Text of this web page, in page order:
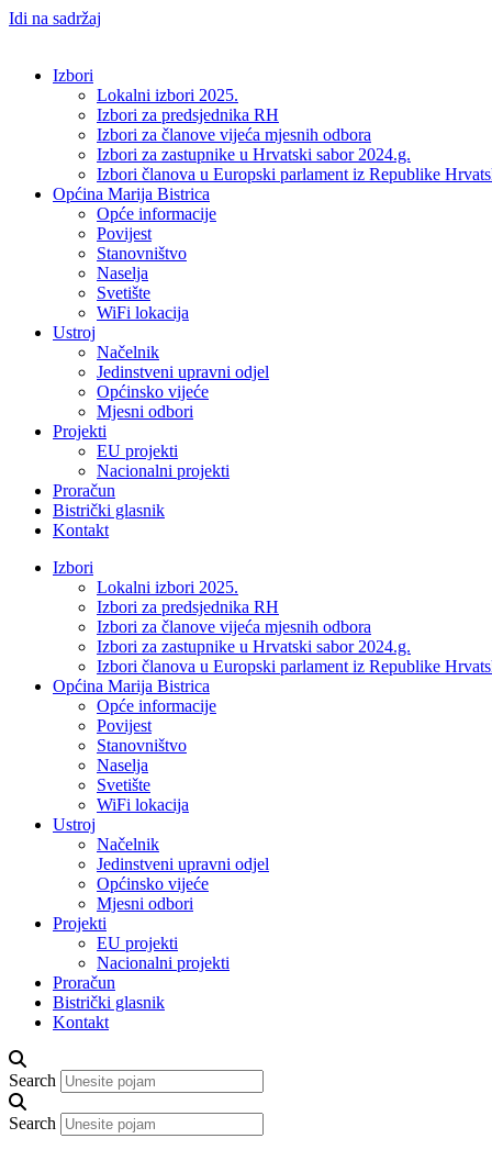
Idi na sadržaj
Izbori
Lokalni izbori 2025.
Izbori za predsjednika RH
Izbori za članove vijeća mjesnih odbora
Izbori za zastupnike u Hrvatski sabor 2024.g.
Izbori članova u Europski parlament iz Republike
Općina Marija Bistrica
Opće informacije
Povijest
Stanovništvo
Naselja
Svetište
WiFi lokacija
Ustroj
Načelnik
Jedinstveni upravni odjel
Općinsko vijeće
Mjesni odbori
Projekti
EU projekti
Nacionalni projekti
Proračun
Bistrički glasnik
Kontakt
Izbori
Lokalni izbori 2025.
Izbori za predsjednika RH
Izbori za članove vijeća mjesnih odbora
Izbori za zastupnike u Hrvatski sabor 2024.g.
Izbori članova u Europski parlament iz Republike
Općina Marija Bistrica
Opće informacije
Povijest
Stanovništvo
Naselja
Svetište
WiFi lokacija
Ustroj
Načelnik
Jedinstveni upravni odjel
Općinsko vijeće
Mjesni odbori
Projekti
EU projekti
Nacionalni projekti
Proračun
Bistrički glasnik
Kontakt
Search
Search